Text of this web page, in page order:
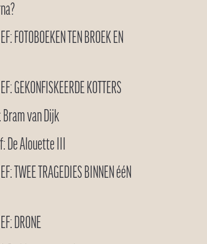
FOTOBOEKEN TEN BROEK EN
GEKONFISKEERDE KOTTERS
van Dijk
De Alouette III
TWEE TRAGEDIES BINNEN ééN
DRONE